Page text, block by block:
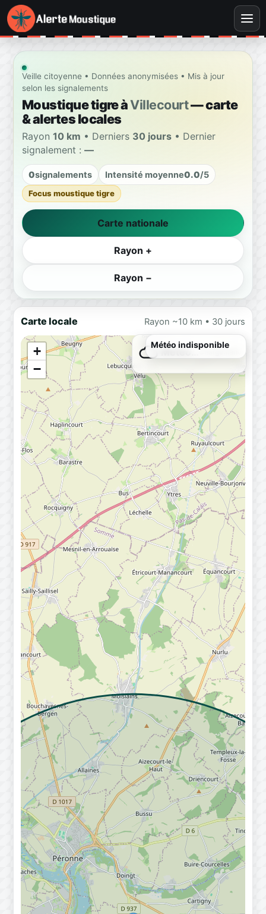
Veille citoyenne • Données anonymisées • Mis à jour
selon les signalements
Moustique tigre àVillecourt— carte
& alertes locales
Rayon 10 km • Derniers 30 jours • Dernier
signalement : —
0signalements Intensité moyenne0.0/5
Focus moustique tigre
Carte nationale
Rayon +
Rayon −
Carte locale Rayon ~10 km • 30 jours
+
−
Météo…Chargement